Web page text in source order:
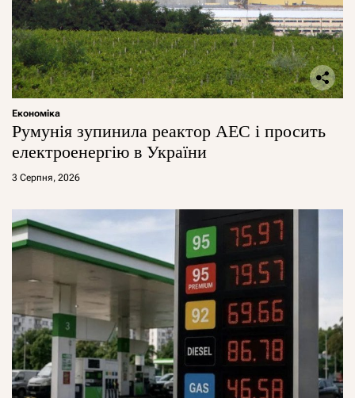
Економіка
Румунія зупинила реактор АЕС і просить
електроенергію в України
3 Серпня, 2026